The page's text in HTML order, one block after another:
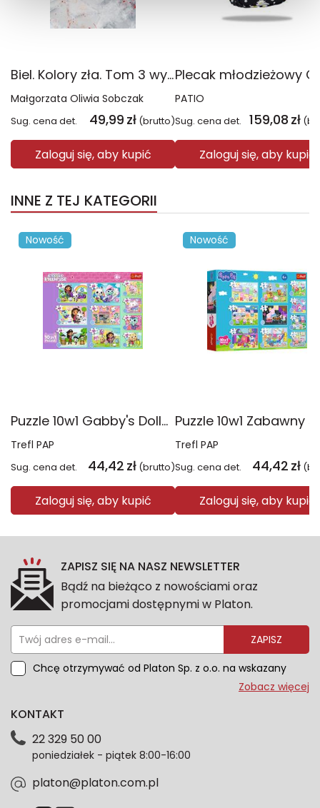
Biel. Kolory zła. Tom 3 wyd. 2025
Małgorzata Oliwia Sobczak
Sug. cena det. 49,99 zł (brutto)
Zaloguj się, aby kupić
PATIO
Sug. cena det. 159,08 zł
Zaloguj się, aby kupić
INNE Z TEJ KATEGORII
Nowość
Puzzle 10w1 Gabby's Dollhouse Gabby i jej świat 96014
Trefl PAP
Sug. cena det. 44,42 zł (brutto)
Zaloguj się, aby kupić
Nowość
Trefl PAP
Sug. cena det. 44,42 zł
Zaloguj się, aby kupić
ZAPISZ SIĘ NA NASZ NEWSLETTER
Bądź na bieżąco z nowościami oraz
promocjami dostępnymi w Platon.
ZAPISZ
Chcę otrzymywać od Platon Sp. z o.o. na wskazany
przeze mnie adres e-mail informacje marketingowe
dotyczące danych osobowych znajdziesz w naszej
każdym czasie. Wycofanie zgody nie wpłynie na
zgodność z prawem przetwarzania dokonanego przed
Zobacz więcej
KONTAKT
22 329 50 00
poniedziałek - piątek 8:00-16:00
platon@platon.com.pl